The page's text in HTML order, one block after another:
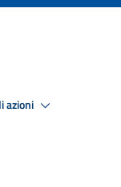
azioni